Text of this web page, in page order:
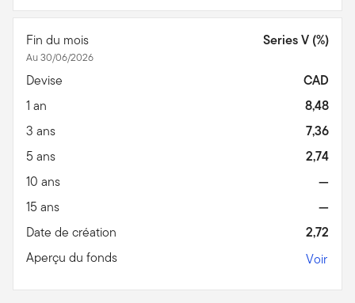
Fin du mois
Au 30/06/2026
Series V (%)
Devise
CAD
1 an
8,48
3 ans
7,36
5 ans
2,74
10 ans
—
15 ans
—
Date de création
2,72
Aperçu du fonds
Voir